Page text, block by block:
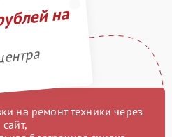
на
на ремонт техники через
сайт,